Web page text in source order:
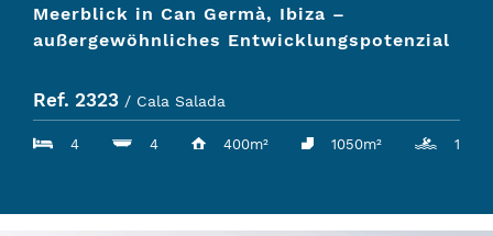
Meerblick in Can Germà, Ibiza –
außergewöhnliches Entwicklungspotenzial
Ref. 2323 / Cala Salada
4 4 400m² 1050m² 1